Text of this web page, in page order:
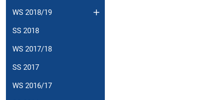
WS 2018/19
SS 2018
WS 2017/18
SS 2017
WS 2016/17